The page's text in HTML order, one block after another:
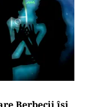
CFR
de